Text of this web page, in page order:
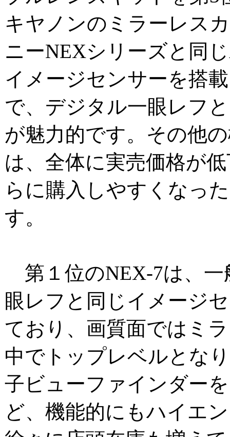
キヤノンのミラーレス
ニーNEXシリーズと同
イメージセンサーを搭
で、デジタル一眼レフ
が魅力的です。その他
は、全体に実売価格が
らに購入しやすくなっ
す。
第１位のNEX-7は、一
眼レフと同じイメージ
ており、画質面ではミ
中でトップレベルとな
子ビューファインダー
ど、機能的にもハイエ